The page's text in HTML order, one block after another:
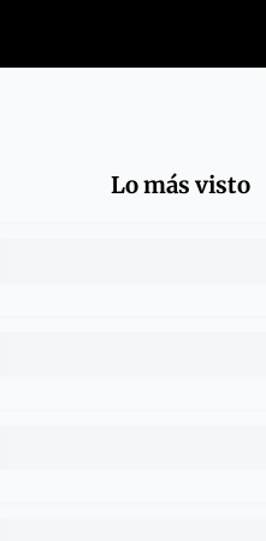
Lo más visto